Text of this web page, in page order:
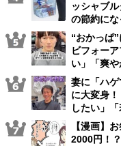
ッシャブ
の節約にな
“おかっぱ
ビフォー
い」「爽
妻に「ハ
に大変身
したい」
【漫画】
2000円！